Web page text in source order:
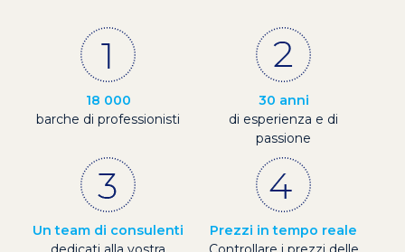
18 000
barche di professionisti
30 anni
di esperienza e di
passione
Un team di consulenti
Prezzi in tempo reale